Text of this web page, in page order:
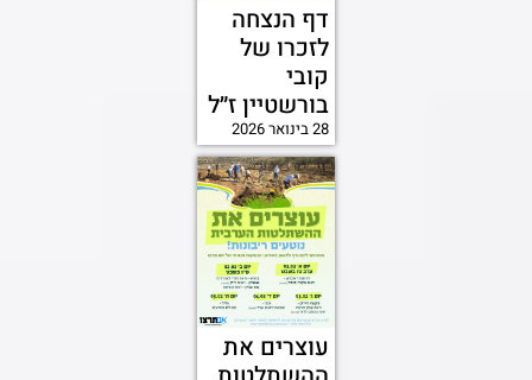
דף הנצחה
לזכרו של
קובי
בורשטיין ז״ל
28 בינואר 2026
עוצרים את